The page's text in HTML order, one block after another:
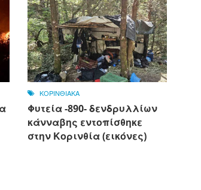
ΚΟΡΙΝΘΙΑΚΑ
Φυτεία -890- δενδρυλλίων
κάνναβης εντοπίσθηκε
στην Κορινθία (εικόνες)